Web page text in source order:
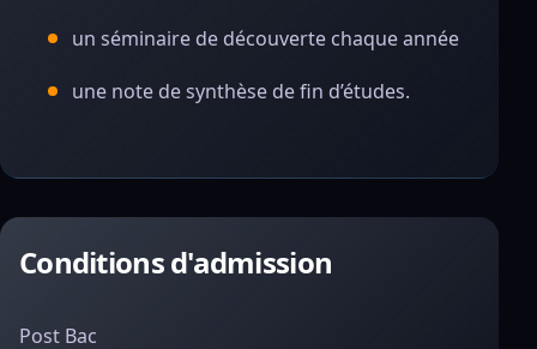
un séminaire de découverte chaque année
une note de synthèse de fin d’études.
Conditions d'admission
Post Bac